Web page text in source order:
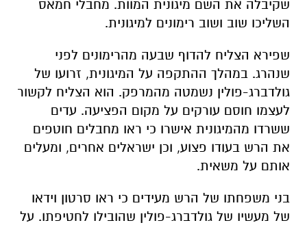
שקיבלה את השם מיגונית המוות. מחבלי חמאס
השליכו שוב ושוב רימונים למיגונית.
שפירא הצליח להדוף שבעה מהרימונים לפני
שנהרג. במהלך ההתקפה על המיגונית, זרועו של
גולדברג-פולין נשמטה מהמרפק. הוא הצליח לקשור
לעצמו חוסם עורקים על מקום הפציעה. עדים
ששרדו מהמיגונית אישרו כי ראו מחבלים חוטפים
את הרש בעודו פצוע, וכן ישראלים אחרים, ומעלים
אותם על משאית.
בני משפחתו של הרש מעידים כי ראו סרטון וידאו
של מעשיו של גולדברג-פולין שהובילו לחטיפתו. על